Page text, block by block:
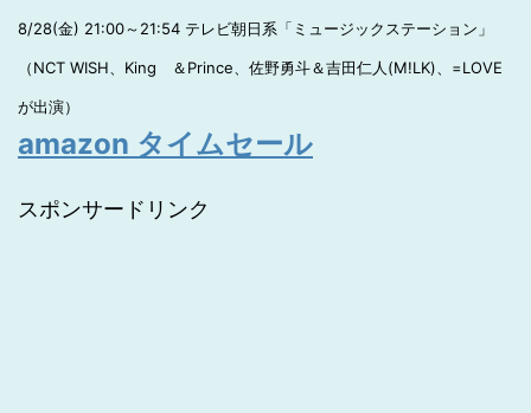
8/28(金) 21:00～21:54 テレビ朝日系「ミュージックステーション」
（NCT WISH、King ＆Prince、佐野勇斗＆吉田仁人(M!LK)、=LOVE
が出演）
amazon タイムセール
スポンサードリンク